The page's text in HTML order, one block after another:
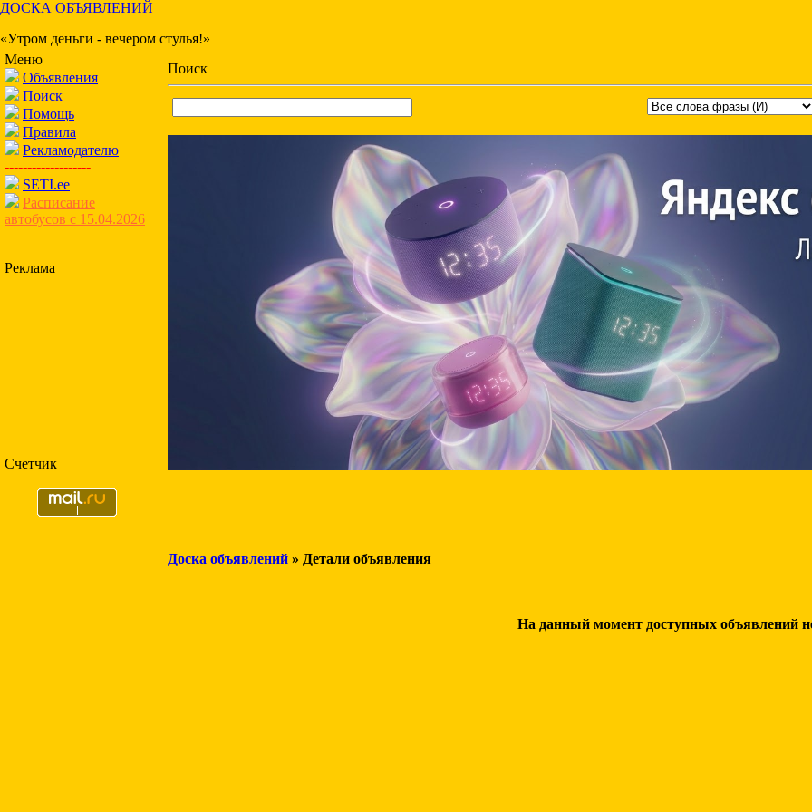
ДОСКА ОБЪЯВЛЕНИЙ
«Утром деньги - вечером стулья!»
Меню
Объявления
Поиск
Помощь
Правила
Рекламодателю
-------------------
SETI.ee
Расписание
автобусов с 15.04.2026
Реклама
Счетчик
Поиск
Доска объявлений » Детали объявления
На данный момент доступных объявлений